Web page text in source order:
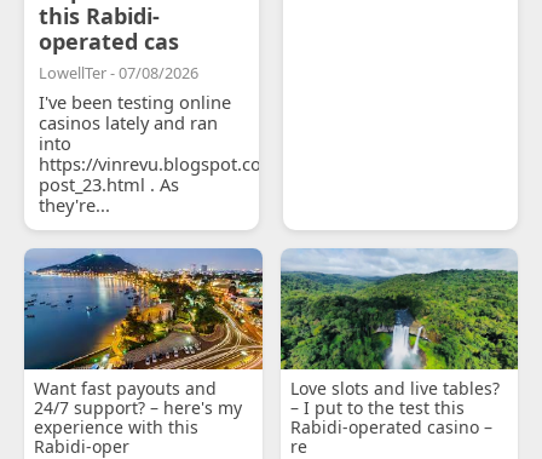
this Rabidi-
operated cas
LowellTer - 07/08/2026
I've been testing online
casinos lately and ran
into
https://vinrevu.blogspot.com/2026/06/blog-
post_23.html . As
they're...
Want fast payouts and
24/7 support? – here's my
experience with this
Rabidi-oper
Love slots and live tables?
– I put to the test this
Rabidi-operated casino –
re